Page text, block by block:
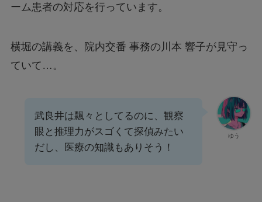
ーム患者の対応を行っています。
横堀の講義を、院内交番 事務の川本 響子が見守っ
ていて…。
ゆう
武良井は飄々としてるのに、観察
眼と推理力がスゴくて探偵みたい
だし、医療の知識もありそう！